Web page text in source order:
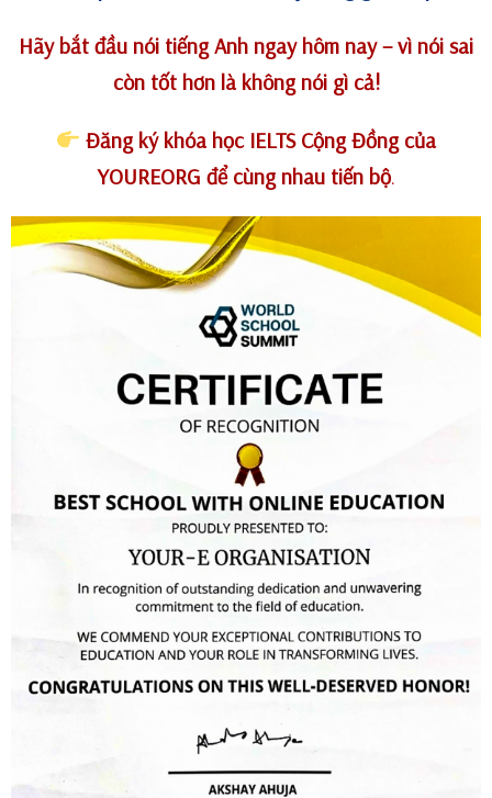
Hãy bắt đầu nói tiếng Anh ngay hôm nay – vì nói sai
còn tốt hơn là không nói gì cả!
Đăng ký khóa học IELTS Cộng Đồng của
YOUREORG để cùng nhau tiến bộ.